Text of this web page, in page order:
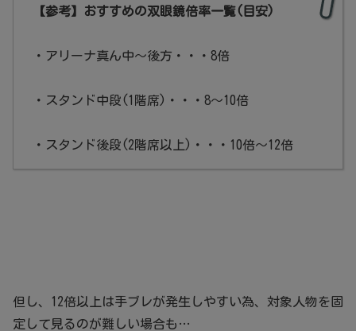
【参考】おすすめの双眼鏡倍率一覧(目安)
・アリーナ真ん中～後方・・・8倍
・スタンド中段(1階席)・・・8～10倍
・スタンド後段(2階席以上)・・・10倍～12倍
但し、12倍以上は手ブレが発生しやすい為、対象人物を固
定して見るのが難しい場合も…